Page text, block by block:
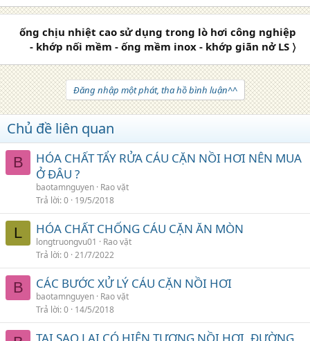
ống chịu nhiệt cao sử dụng trong lò hơi công nghiệp
- khớp nối mềm - ống mềm inox - khớp giãn nở LS 〉
Đăng nhập một phát, tha hồ bình luận^^
Chủ đề liên quan
B
HÓA CHẤT TẨY RỬA CÁU CẶN NỒI HƠI NÊN MUA
Ở ĐÂU ?
baotamnguyen Rao vặt
Trả lời 0 19/5/2018
L HÓA CHẤT CHỐNG CÁU CẶN ĂN MÒN
longtruongvu01
Rao vặt
Trả lời 0 21/7/2022
B CÁC BƯỚC XỬ LÝ CÁU CẶN NỒI HƠI
baotamnguyen Rao vặt
Trả lời 0 14/5/2018
TẠI SAO LẠI CÓ HIỆN TƯỢNG NỒI HƠI, ĐƯỜNG